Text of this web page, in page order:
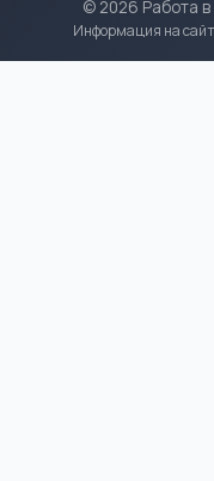
© 2026 Работа
Информация на